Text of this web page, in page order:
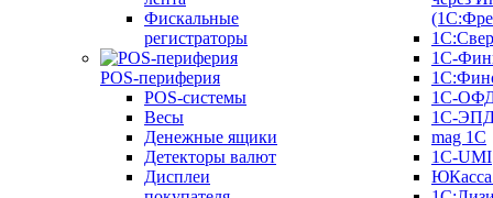
Фискальные
регистраторы
POS-периферия
POS-системы
Весы
Денежные ящики
Детекторы валют
Дисплеи
1С-
1С-
1С-
mag 1C
1C-UMI